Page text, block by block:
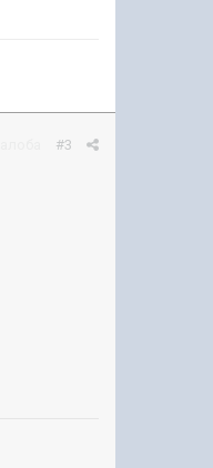
#3